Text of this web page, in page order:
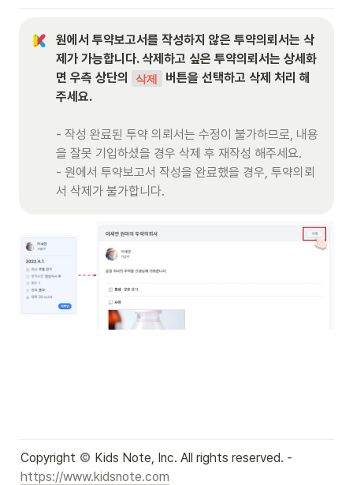
원에서 투약보고서를 작성하지 않은 투약의뢰서는 삭
제가 가능합니다. 삭제하고 싶은 투약의뢰서는 상세화
면 우측 상단의
삭제
버튼을 선택하고 삭제 처리 해
- 작성 완료된 투약 의뢰서는 수정이 불가하므로, 내용
을 잘못 기입하셨을 경우 삭제 후 재작성 해주세요.
- 원에서 투약보고서 작성을 완료했을 경우, 투약의뢰
서 삭제가 불가합니다.
Copyright
https://www.kidsnote.com